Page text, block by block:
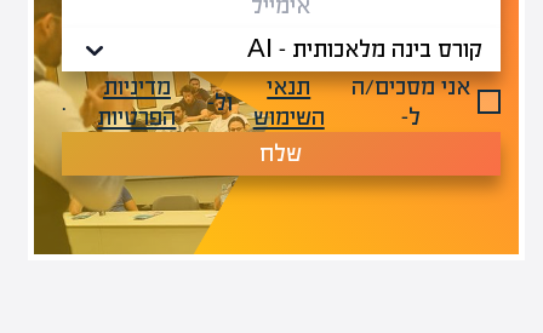
אני מסכים/ה
ל-
תנאי
השימוש
ול-
מדיניות
הפרטיות
.
שלח